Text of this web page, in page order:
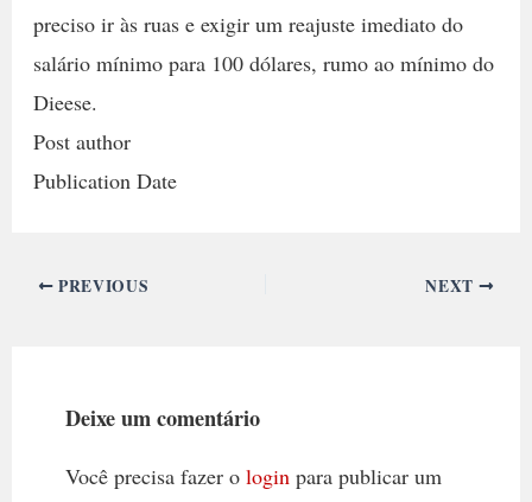
preciso ir às ruas e exigir um reajuste imediato do
salário mínimo para 100 dólares, rumo ao mínimo do
Dieese.
Post author
Publication Date
PREVIOUS NEXT
Deixe um comentário
Você precisa fazer o loginpara publicar um